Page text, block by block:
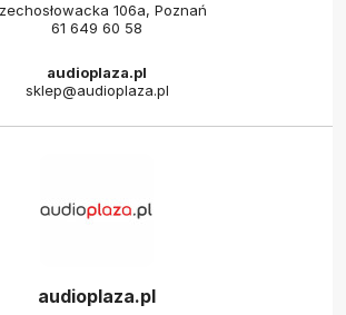
106a, Poznań
61 649 60 58
audioplaza.pl
sklep@audioplaza.pl
audioplaza.pl